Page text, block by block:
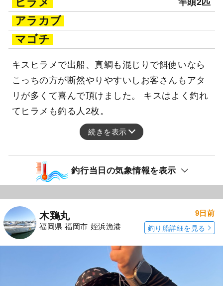
竿頭2匹
アラカブ
マゴチ
キスヒラメで出船、真鯛も混じりで餌使いなら
こっちの方が断然やりやすいしお客さんもアタ
リが多くて喜んで頂けました。 キスはよく釣れ
てヒラメも釣る人2枚。
続きを表示
釣行当日の気象情報を表示
木鶏丸
福岡県 福岡市 姪浜漁港
9日前
釣り船詳細を見る